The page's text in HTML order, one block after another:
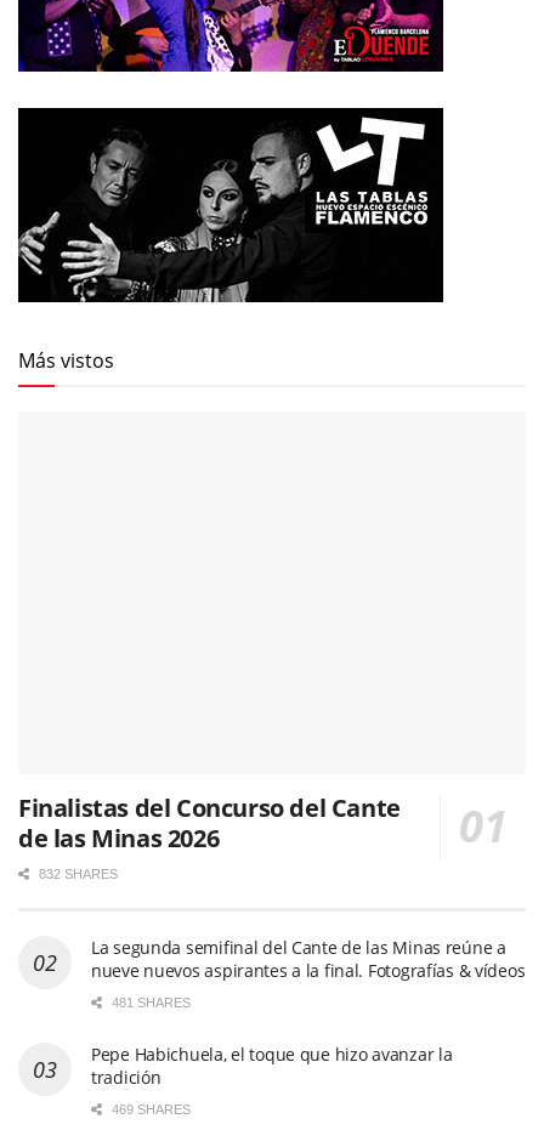
Más vistos
Finalistas del Concurso del Cante
de las Minas 2026
832 SHARES
La segunda semifinal del Cante de las Minas reúne a
nueve nuevos aspirantes a la final. Fotografías & vídeos
481 SHARES
Pepe Habichuela, el toque que hizo avanzar la
tradición
469 SHARES